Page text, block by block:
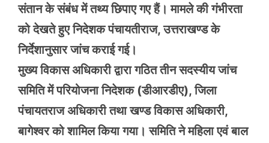
संतान के संबंध में तथ्य छिपाए गए हैं। मामले की गंभीरता
को देखते हुए निदेशक पंचायतीराज, उत्तराखण्ड के
निर्देशानुसार जांच कराई गई।
मुख्य विकास अधिकारी द्वारा गठित तीन सदस्यीय जांच
समिति में परियोजना निदेशक (डीआरडीए), जिला
पंचायतराज अधिकारी तथा खण्ड विकास अधिकारी,
बागेश्वर को शामिल किया गया। समिति ने महिला एवं बाल